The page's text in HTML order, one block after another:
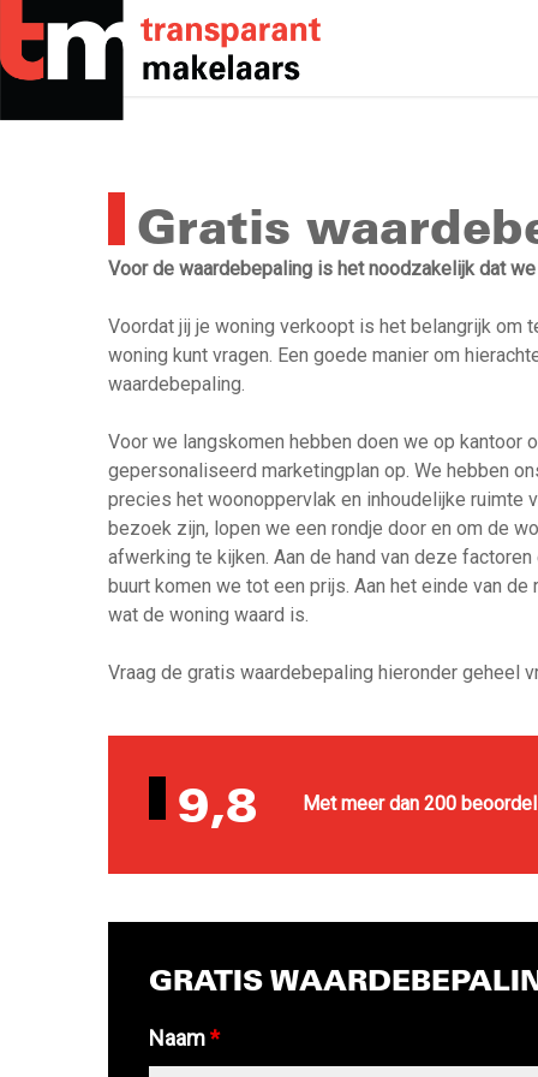
main
Gratis
Voor de waardebepaling is het noodzakelijk dat
Voordat jij je woning verkoopt is het belangrijk om
woning kunt vragen. Een goede manier om
waardebepaling.
Voor we langskomen hebben doen we op kantoor
gepersonaliseerd marketingplan op. We hebben
precies het woonoppervlak en inhoudelijke ruimte
bezoek zijn, lopen we een rondje door en om de
afwerking te kijken. Aan de hand van deze
buurt komen we tot een prijs. Aan het einde van
wat de woning waard is.
Vraag de gratis waardebepaling hieronder geheel
9,8 Met meer dan 200
GRATIS
Naam*